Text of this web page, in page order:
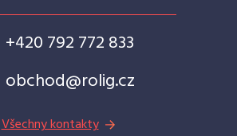
+420 792 772 833
obchod@rolig.cz
Všechny kontakty